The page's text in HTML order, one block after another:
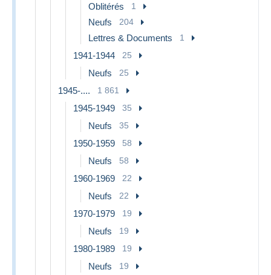
Oblitérés 1
Neufs 204
Lettres & Documents 1
1941-1944 25
Neufs 25
1945-.... 1 861
1945-1949 35
Neufs 35
1950-1959 58
Neufs 58
1960-1969 22
Neufs 22
1970-1979 19
Neufs 19
1980-1989 19
Neufs 19